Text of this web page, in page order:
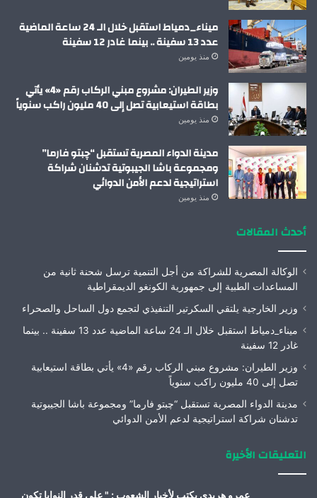
ميناء_دمياط استقبل خلال الـ 24 ساعة الماضية
عدد 13 سفينة .. بينما غادر 12 سفينة
منذ يومين
وزير الطيران: مشروع مبني الركاب رقم «4» يأتي
بطاقة استيعابية تصل إلى 40 مليون راكب سنوياً
منذ يومين
مدينة الدواء المصرية تستقبل “چبتو فارما”
ومجموعة باشا الجيبوتية تدشنان شراكة
استراتيجية لدعم الأمن الدوائي
منذ يومين
أحدث المقالات
الوكالة المصرية للشراكة من أجل التنمية ترسل شحنة ثانية من
المساعدات الطبية إلى جمهورية الكونغو الديمقراطية
وزير الخارجية يلتقي السكرتير التنفيذي لتجمع دول الساحل والصحراء
ميناء_دمياط استقبل خلال الـ 24 ساعة الماضية عدد 13 سفينة .. بينما
غادر 12 سفينة
وزير الطيران: مشروع مبني الركاب رقم «4» يأتي بطاقة استيعابية
تصل إلى 40 مليون راكب سنوياً
مدينة الدواء المصرية تستقبل “چبتو فارما” ومجموعة باشا الجيبوتية
تدشنان شراكة استراتيجية لدعم الأمن الدوائي
التعليقات الأخيرة
عمرو هريدى يكتب لأخبار الشعوب : " على قدر النوايا تكون